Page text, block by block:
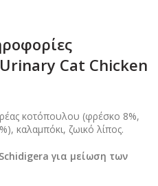
Cat Chicken
κοτόπουλου (φρέσκο 8%,
καλαμπόκι, ζωικό λίπος.
για μείωση των